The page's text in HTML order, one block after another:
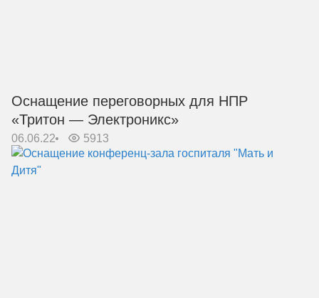
Оснащение переговорных для НПР
«Тритон — Электроникс»
06.06.22 5913